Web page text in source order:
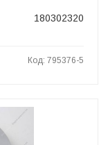
180302320
Код: 795376-5